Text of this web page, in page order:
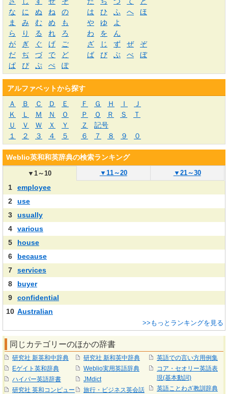
な
に ぬ ね の は ひ ふ へ
ほ
ま
み む め も や ゆ
よ
ら
り る れ ろ わ を
ん
が
ぎ ぐ げ ご ざ じ ず ぜ
ぞ
だ
ぢ づ で ど ば び ぶ べ
ぼ
ぱ
ぴ ぷ ぺ ぽ
アルファベットから探す
Ａ
Ｂ Ｃ Ｄ Ｅ Ｆ Ｇ Ｈ Ｉ
Ｊ
Ｋ
Ｌ Ｍ Ｎ Ｏ Ｐ Ｑ Ｒ Ｓ
Ｔ
Ｕ
Ｖ Ｗ Ｘ Ｙ Ｚ
記号
１
２ ３ ４ ５ ６ ７ ８ ９ ０
Weblio英和和英辞典の検索ランキング
▼1～10 ▼ 11～20 ▼ 21～30
1
employee
2
use
3
usually
4
various
5
house
6
because
7
services
8
buyer
9
confidential
10 Australian
>>もっとランキングを見る
同じカテゴリーのほかの辞書
研究社 新英和中辞典
Eゲイト英和辞典
ハイパー英語辞書
研究社 英和コンピュー
研究社 新和英中辞典
Weblio実用英語辞典
JMdict
旅行・ビジネス英会話
英語での言い方用例集
コア・セオリー英語表
現(基本動詞)
英語ことわざ教訓辞典